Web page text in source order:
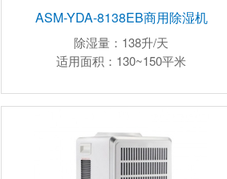
ASM-YDA-8138EB商用除湿机
除湿量：138升/天
适用面积：130~150平米